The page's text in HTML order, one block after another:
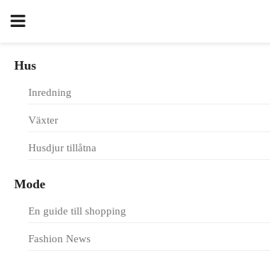
Hus
Inredning
Växter
Husdjur tillåtna
Mode
En guide till shopping
Fashion News